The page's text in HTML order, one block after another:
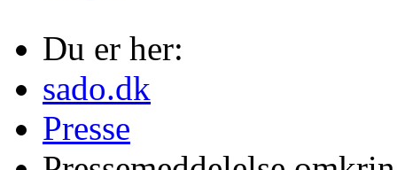
Du er her:
sado.dk
Presse